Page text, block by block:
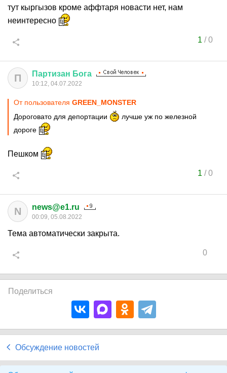
тут кыргызов кроме аффтаря новасти нет, нам
неинтересно
1 /0
П Партизан Бога
10:12, 04.07.2022
От пользователя GREEN_MONSTER
Дороговато для депортации
лучше уж по железной
дороге
Пешком
1 /0
N news@e1.ru
00:09, 05.08.2022
Тема автоматически закрыта.
0
Поделиться
Обсуждение новостей